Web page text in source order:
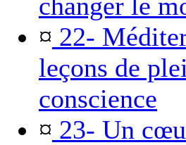
¤ 22-
leçons de
conscience
¤ 23- Un